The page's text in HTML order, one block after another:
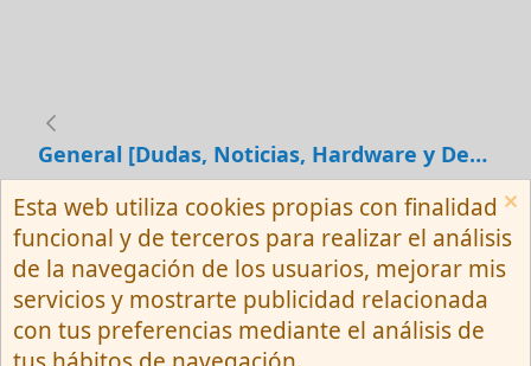
General [Dudas, Noticias, Hardware y Debates]
Español (Neutro) Tu
Contactarnos
Términos y reglas
Privacy policy
Ayuda
R
S
S
Community platform by XenForo ® © 2010-
Esta web utiliza cookies propias con finalidad
funcional y de terceros para realizar el análisis
de la navegación de los usuarios, mejorar mis
servicios y mostrarte publicidad relacionada
con tus preferencias mediante el análisis de